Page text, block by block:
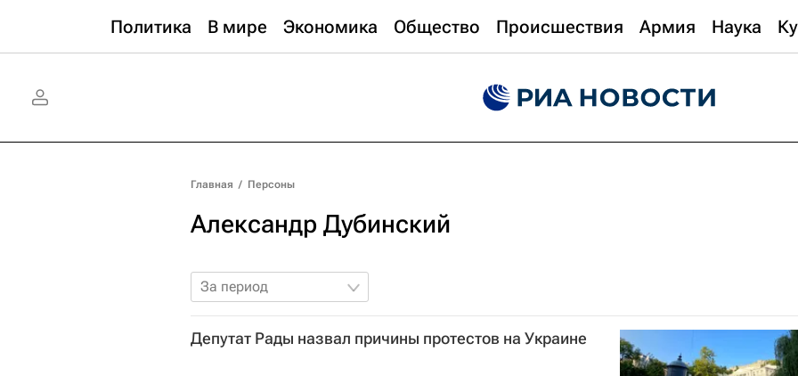
Политика В мире Экономика Общество Происшествия Армия Наука
Главная / Персоны
Александр Дубинский
За период
Депутат Рады назвал причины протестов на Украине